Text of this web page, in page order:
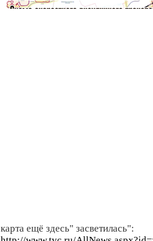
карта ещё здесь" засветилась":